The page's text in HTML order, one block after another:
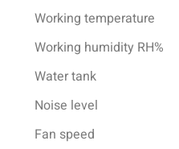
Working temperature
Working humidity RH%
Water tank
Noise level
Fan speed